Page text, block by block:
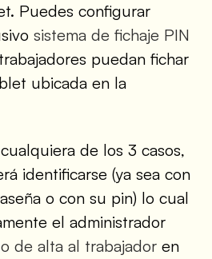
Puedes configurar
sistema de fichaje PIN
puedan fichar
ubicada en la
de los 3 casos,
identificarse (ya sea con
o con su pin) lo cual
el administrador
de alta al trabajador en